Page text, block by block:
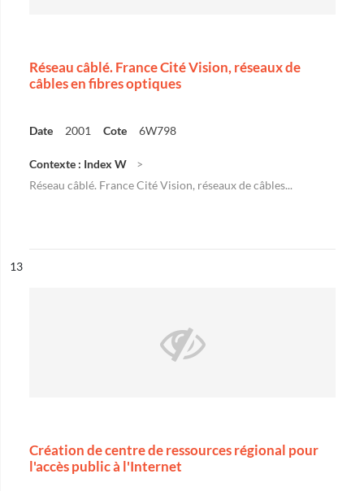
Réseau câblé. France Cité Vision, réseaux de
câbles en fibres optiques
Date 2001 Cote 6W798
Contexte : Index W
Réseau câblé. France Cité Vision, réseaux de câbles...
n°
13
Création de centre de ressources régional pour
l'accès public à l'Internet